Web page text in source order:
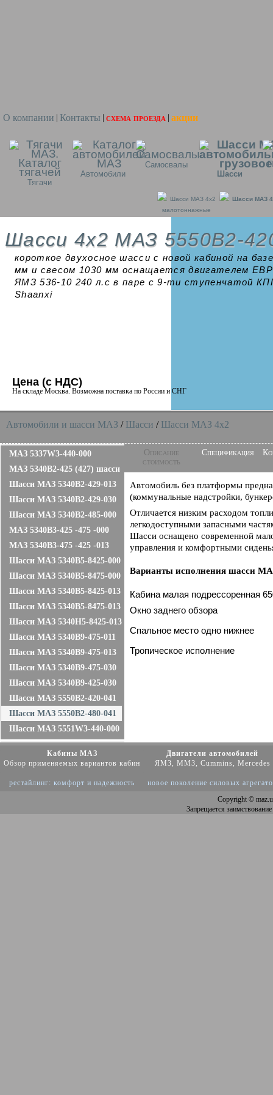
О компании Контакты схема проезда акции
Тягачи
Автомобили
Самосвалы
Шасси
Шасси МАЗ 4x2
малотоннажные
Шасси МАЗ
Шасси 4х2 МАЗ 5550B2-
короткое двухосное шасси с новой кабиной на
мм и свесом 1030 мм оснащается двигателем
ЯМЗ 536-10 240 л.с в паре с 9-ти ступенчатой
Shaanxi
Цена (с НДС)
На складе Москва. Возможна поставка по России и СНГ
Автомобили и шасси MAЗ / Шасси / Шасси МАЗ 4x2
МАЗ 5337W3-440-000
МАЗ 5340B2-425 (427) шасси
Шасси МАЗ 5340B2-429-013
Шасси МАЗ 5340B2-429-030
Шасси МАЗ 5340B2-485-000
МАЗ 5340B3-425 -475 -000
МАЗ 5340B3-475 -425 -013
Шасси МАЗ 5340B5-8425-000
Шасси МАЗ 5340B5-8475-000
Шасси МАЗ 5340B5-8425-013
Шасси МАЗ 5340B5-8475-013
Шасси МАЗ 5340H5-8425-013
Шасси МАЗ 5340B9-475-011
Шасси МАЗ 5340B9-475-013
Шасси МАЗ 5340B9-475-030
Шасси МАЗ 5340B9-425-030
Шасси МАЗ 5550B2-420-041
Шасси МАЗ 5550B2-480-041
Шасси МАЗ 5551W3-440-000
Описание
стоимость
Спецификация
Автомобиль без платформы
(коммунальные надстройки,
Отличается низким расходом
легкодоступными запасными
Шасси оснащено современной
управления и комфортными
Варианты исполнения шасси
Кабина малая подрессоренная
Окно заднего обзора
Спальное место одно нижнее
Тропическое исполнение
Кабины МАЗ
Обзор применяемых вариантов кабин
рестайлинг: комфорт и надежность
Двигатели автомобилей
ЯМЗ, ММЗ, Cummins, Mercedes
новое поколение силовых
Copyright©
Запрещается